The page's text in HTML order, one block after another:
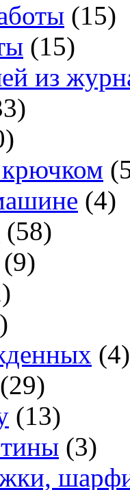
(15)
(15)
из
(4)
(58)
(9)
(4)
(29)
(13)
(3)